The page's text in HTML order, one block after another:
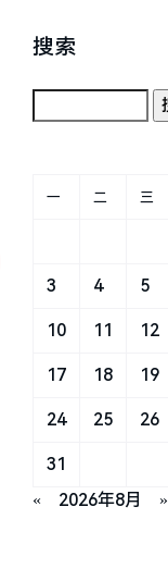
搜索
« 2026年8月 »
一 二 三
3 4 5
10 11 12
17 18 19
24 25 26
31